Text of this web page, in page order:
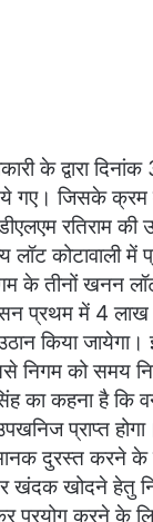
के द्वारा
जिसके क्रम में
रतिराम
कोटावाली में
के तीनों खनन
प्रथम में 4
किया
निगम को समय
सिंह का कहना
प्राप्त
दुरस्त करने के
खोदने हेतु
करने के लिए